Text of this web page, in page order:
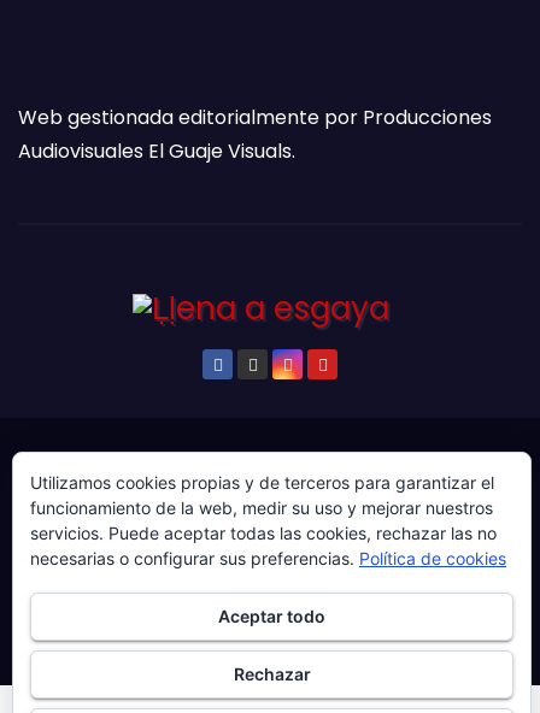
Web gestionada editorialmente por Producciones
Audiovisuales El Guaje Visuals.
Web gestionada por Producciones Audiovisuales El
Guaje Visuals.
Sobre ‘Ḷḷena a esgaya’ Publicidad
Contacto
Política de privacidad
Política de cookies
Más información sobre las cookies
Utilizamos cookies propias y de terceros para garantizar el
funcionamiento de la web, medir su uso y mejorar nuestros
servicios. Puede aceptar todas las cookies, rechazar las no
necesarias o configurar sus preferencias. Política de cookies
Aceptar todo
Rechazar